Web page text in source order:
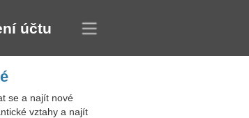
účtu
se a najít nové
vztahy a najít